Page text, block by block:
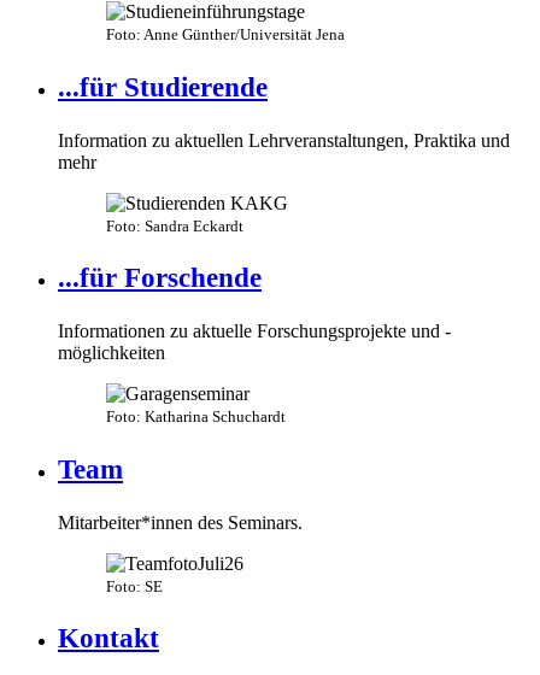
Foto: Anne Günther/Universität Jena
...für Studierende
Information zu aktuellen Lehrveranstaltungen, Praktika und
mehr
Foto: Sandra Eckardt
...für Forschende
Informationen zu aktuelle Forschungsprojekte und -
möglichkeiten
Foto: Katharina Schuchardt
Team
Mitarbeiter*innen des Seminars.
Foto: SE
Kontakt